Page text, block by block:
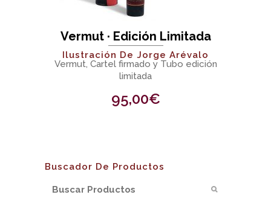
Vermut · Edición Limitada
Ilustración De Jorge Arévalo
Vermut, Cartel firmado y Tubo edición
limitada
95,00€
Buscador De Productos